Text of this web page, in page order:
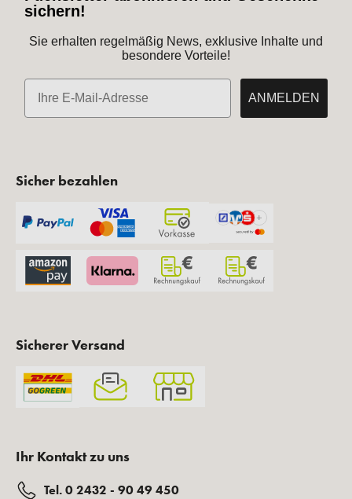
sichern!
Sie erhalten regelmäßig News, exklusive Inhalte und
besondere Vorteile!
E-Mail
ANMELDEN
Sicher bezahlen
Sicherer Versand
Ihr Kontakt zu uns
Tel. 0 2432 - 90 49 450